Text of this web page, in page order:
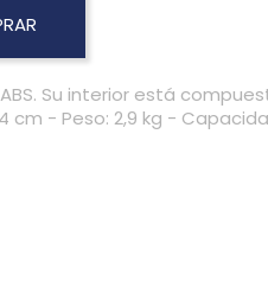
Su interior está
- Peso: 2,9 kg -